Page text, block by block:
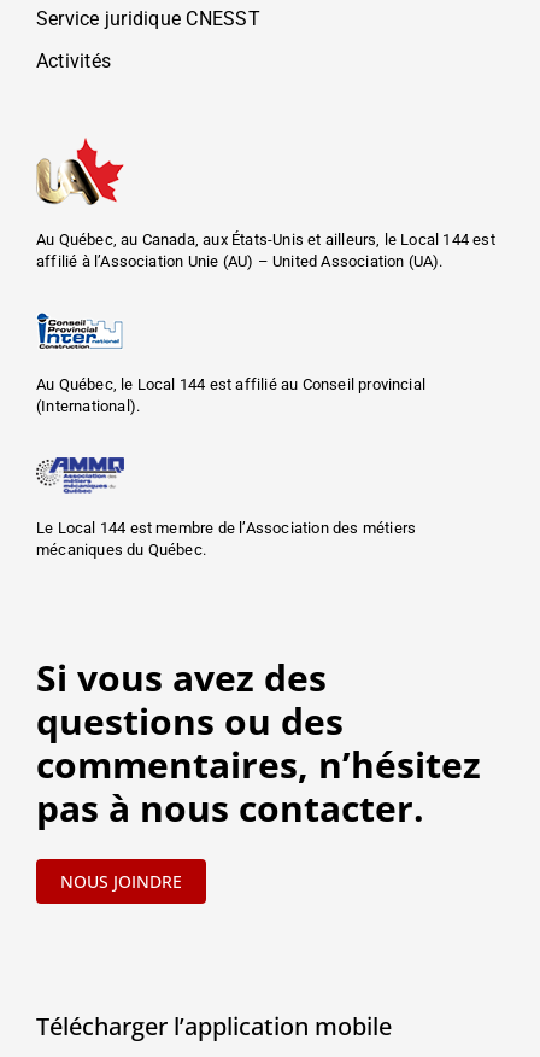
Service juridique CNESST
Activités
Au Québec, au Canada, aux États-Unis et ailleurs, le Local 144 est
affilié à l’Association Unie (AU) – United Association (UA).
Au Québec, le Local 144 est affilié au Conseil provincial
(International).
Le Local 144 est membre de l’Association des métiers
mécaniques du Québec.
Si vous avez des
questions ou des
commentaires, n’hésitez
pas à nous contacter.
NOUS JOINDRE
Télécharger l’application mobile